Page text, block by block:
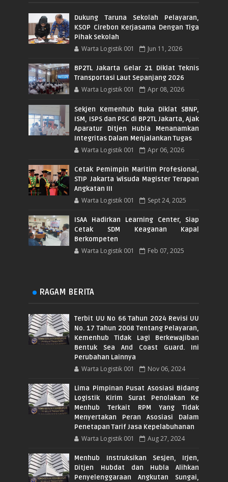
Dukung Taruna Sekolah Pelayaran,
KSOP Cirebon Kerjasama Dengan Tiga
Pihak Sekolah
Warta Logistik 001 Jun 11, 2026
BP2TL Jakarta Gelar 21 Diklat Teknis
Transportasi Laut Sepanjang 2026
Warta Logistik 001 Apr 08, 2026
Sekjen Kemenhub Buka Diklat SBNP,
ISM, ISPS dan PSC di BP2TL Jakarta, Ajak
Aparatur Ditjen Hubla Menanamkan
Integritas Dalam Menjalankan Tugas
Warta Logistik 001 Apr 06, 2026
Cetak Pemimpin Maritim Profesional,
STIP Jakarta Wisuda Magister Terapan
Angkatan III
Warta Logistik 001 Sept 24, 2025
ISAA Hadirkan Learning Center, Siap
Cetak SDM Keaganan Kapal
Berkompeten
Warta Logistik 001 Feb 07, 2025
RAGAM BERITA
Terbit UU No 66 Tahun 2024 Revisi UU
No. 17 Tahun 2008 Tentang Pelayaran,
Kemenhub Tidak Lagi Berkewajiban
Bentuk Sea And Coast Guard. Ini
Perubahan Lainnya
Warta Logistik 001 Nov 06, 2024
Lima Pimpinan Pusat Asosiasi Bidang
Logistik Kirim Surat Penolakan Ke
Menhub Terkait RPM Yang Tidak
Menyertakan Peran Asosiasi Dalam
Penetapan Tarif Jasa Kepelabuhanan
Warta Logistik 001 Aug 27, 2024
Menhub Instruksikan Sesjen, Irjen,
Ditjen Hubdat dan Hubla Alihkan
Penyelenggaraan Angkutan Sungai,